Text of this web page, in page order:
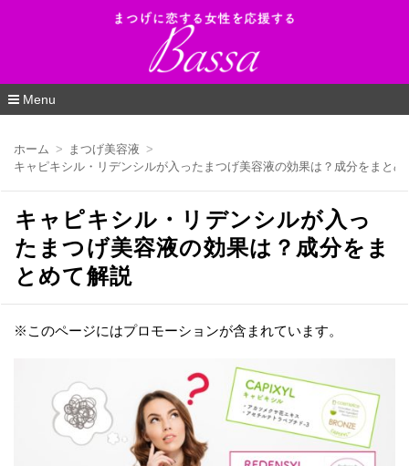
Bassa（バッサ）_まつげに恋する女性を応
援するWEBマガジン
Menu
ツ
ホーム
まつげ美容液
キャピキシル・リデンシルが入ったまつげ美容液の効果は？成分をまとめ
キャピキシル・リデンシルが入っ
たまつげ美容液の効果は？成分をま
とめて解説
※このページにはプロモーションが含まれています。